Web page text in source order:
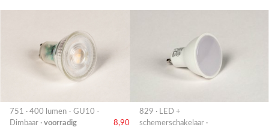
751 · 400 lumen - GU10 -
Dimbaar · voorradig
8,90
829 · LED +
schemerschakelaar ·